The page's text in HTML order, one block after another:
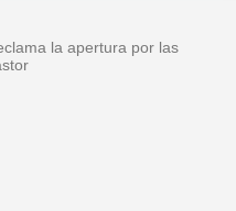
la apertura por las